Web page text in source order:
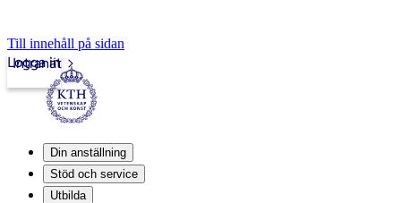
Till innehåll på sidan
Intranät
Logga in
Din anställning
Stöd och service
Utbilda